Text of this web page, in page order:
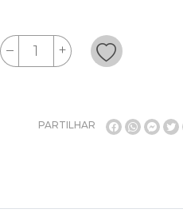
PARTILHAR